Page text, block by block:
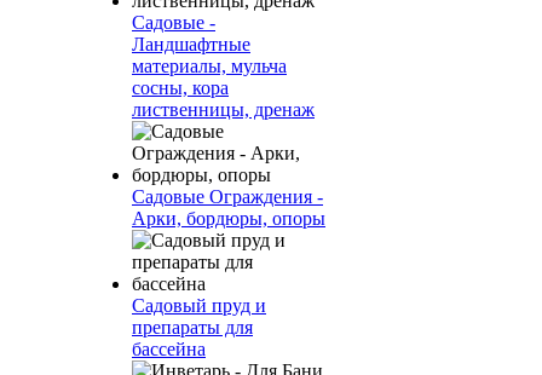
Садовые -
Ландшафтные
материалы, мульча
сосны, кора
лиственницы, дренаж
Садовые Ограждения -
Арки, бордюры, опоры
Садовый пруд и
препараты для
бассейна